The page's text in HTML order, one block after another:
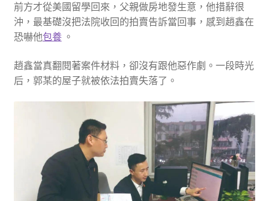
前方才從美國留學回來，父親做房地發生意，他措辭很
沖，最基礎沒把法院收回的拍賣告訴當回事，感到趙鑫在
恐嚇他包養。
趙鑫當真翻閱著案件材料，卻沒有跟他惡作劇。一段時光
后，郭某的屋子就被依法拍賣失落了。